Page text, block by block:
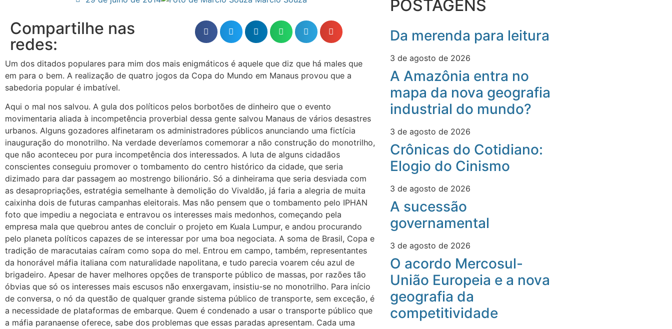
Compartilhe nas
redes:
Um dos ditados populares para mim dos mais enigmáticos é aquele que diz que há males que
em para o bem. A realização de quatro jogos da Copa do Mundo em Manaus provou que a
sabedoria popular é imbatível.
Aqui o mal nos salvou. A gula dos políticos pelos borbotões de dinheiro que o evento
movimentaria aliada à incompetência proverbial dessa gente salvou Manaus de vários desastres
urbanos. Alguns gozadores alfinetaram os administradores públicos anunciando uma fictícia
inauguração do monotrilho. Na verdade deveríamos comemorar a não construção do monotrilho,
que não aconteceu por pura incompetência dos interessados. A luta de alguns cidadãos
conscientes conseguiu promover o tombamento do centro histórico da cidade, que seria
dizimado para dar passagem ao mostrengo bilionário. Só a dinheirama que seria desviada com
as desapropriações, estratégia semelhante à demolição do Vivaldão, já faria a alegria de muita
caixinha dois de futuras campanhas eleitorais. Mas não pensem que o tombamento pelo IPHAN
foto que impediu a negociata e entravou os interesses mais medonhos, começando pela
empresa mala que quebrou antes de concluir o projeto em Kuala Lumpur, e andou procurando
pelo planeta políticos capazes de se interessar por uma boa negociata. A soma de Brasil, Copa e
tradição de maracutaias caíram como sopa do mel. Entrou em campo, também, representantes
da honorável máfia italiana com naturalidade napolitana, e tudo parecia voarem céu azul de
brigadeiro. Apesar de haver melhores opções de transporte público de massas, por razões tão
óbvias que só os interesses mais escusos não enxergavam, insistiu-se no monotrilho. Para início
de conversa, o nó da questão de qualquer grande sistema público de transporte, sem exceção, é
a necessidade de plataformas de embarque. Quem é condenado a usar o transporte público que
a máfia paranaense oferece, sabe dos problemas que essas paradas apresentam. Cada uma
POSTAGENS
Da merenda para leitura
3 de agosto de 2026
A Amazônia entra no
mapa da nova geografia
industrial do mundo?
3 de agosto de 2026
Crônicas do Cotidiano:
Elogio do Cinismo
3 de agosto de 2026
A sucessão
governamental
3 de agosto de 2026
O acordo Mercosul-
União Europeia e a nova
geografia da
competitividade